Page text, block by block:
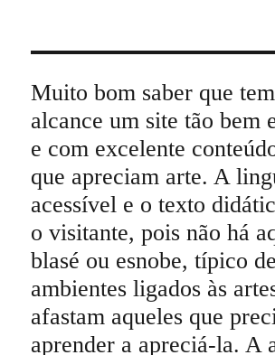
Muito bom saber que
alcance um site tão bem
e com excelente
que apreciam arte. A
acessível e o texto
o visitante, pois não há
blasé ou esnobe, típico
ambientes ligados às
afastam aqueles que
aprender a apreciá-la. A